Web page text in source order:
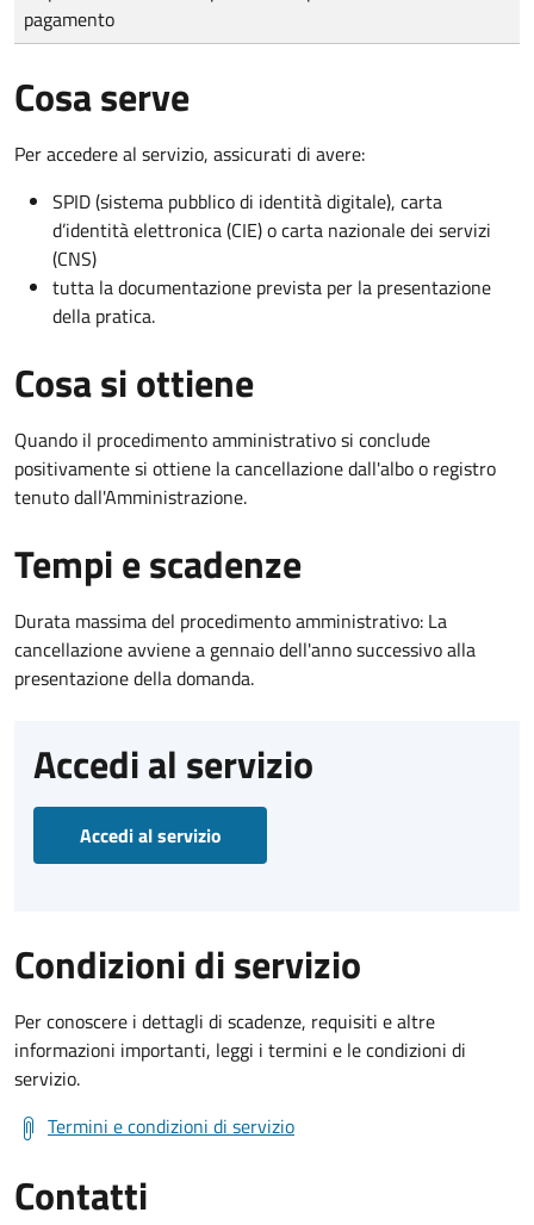
pagamento
Cosa serve
Per accedere al servizio, assicurati di avere:
SPID (sistema pubblico di identità digitale), carta
d’identità elettronica (CIE) o carta nazionale dei servizi
(CNS)
tutta la documentazione prevista per la presentazione
della pratica.
Cosa si ottiene
Quando il procedimento amministrativo si conclude
positivamente si ottiene la cancellazione dall'albo o registro
tenuto dall'Amministrazione.
Tempi e scadenze
Durata massima del procedimento amministrativo: La
cancellazione avviene a gennaio dell'anno successivo alla
presentazione della domanda.
Accedi al servizio
Accedi al servizio
Condizioni di servizio
Per conoscere i dettagli di scadenze, requisiti e altre
informazioni importanti, leggi i termini e le condizioni di
servizio.
Termini e condizioni di servizio
Contatti